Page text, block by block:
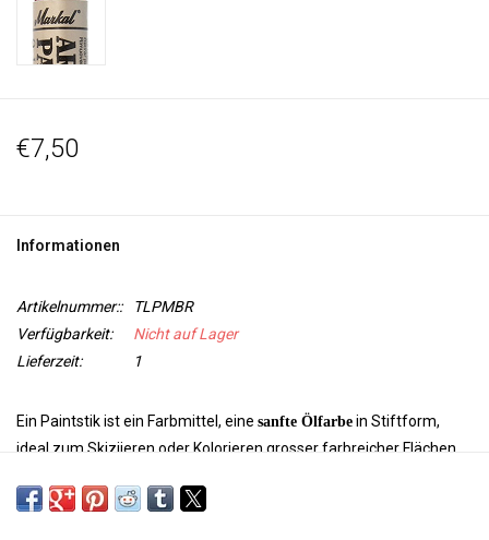
€7,50
Informationen
Artikelnummer::
TLPMBR
Verfügbarkeit:
Nicht auf Lager
Lieferzeit:
1
Ein Paintstik ist ein Farbmittel, eine sanfte Ölfarbe in Stiftform,
ideal zum Skiziieren oder Kolorieren grosser farbreicher Flächen.
und irisierende Farben mitmetallischem Glanz.